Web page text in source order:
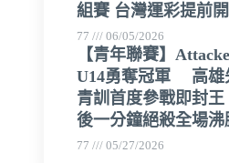
組賽 台灣運彩提前
77 06/05/2026
【青年聯賽】
U14勇奪冠軍 高雄
青訓首度參戰即封
後一分鐘絕殺全場沸
77 05/27/2026